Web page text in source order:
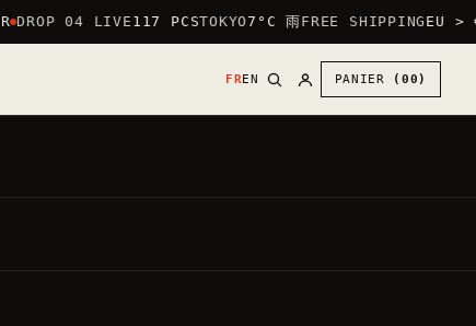
DROP 04 LIVE117 PCS TOKYO7°C 雨FREE SHIPPINGEU >
FREN PANIER (00)
30 ,00
PRIX DIRECT